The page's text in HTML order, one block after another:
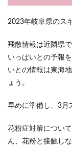
2023年岐阜県のス
飛散情報は近隣県
いっぱいとの予報
いとの情報は東海
ょう。
早めに準備し、3月
花粉症対策につい
ん、花粉と接触し